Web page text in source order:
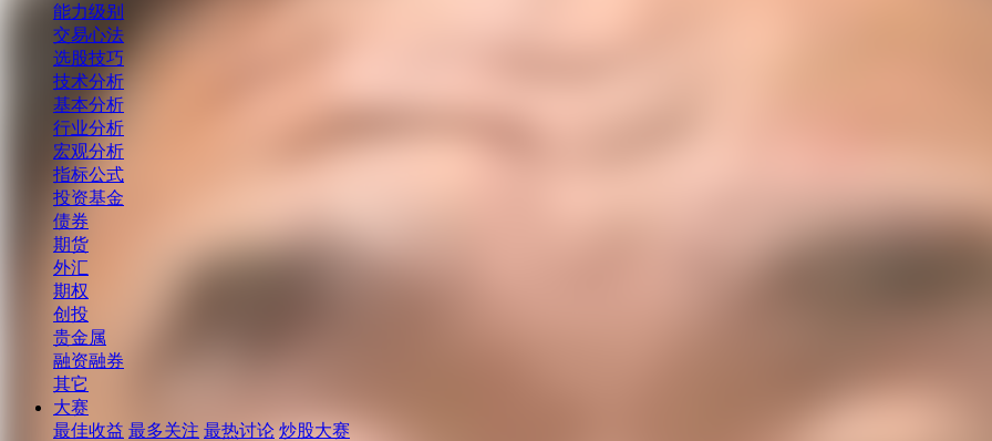
能力级别
交易心法
选股技巧
技术分析
基本分析
行业分析
宏观分析
指标公式
投资基金
债券
期货
外汇
期权
创投
贵金属
融资融券
其它
大赛
最佳收益 最多关注 最热讨论 炒股大赛